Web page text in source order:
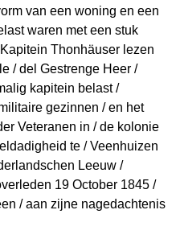
van een woning en een
waren met een stuk
Thonhäuser lezen
/ del Gestrenge Heer /
kapitein belast /
gezinnen / en het
Veteranen in / de kolonie
te / Veenhuizen
Leeuw /
19 October 1845 /
/ aan zijne nagedachtenis